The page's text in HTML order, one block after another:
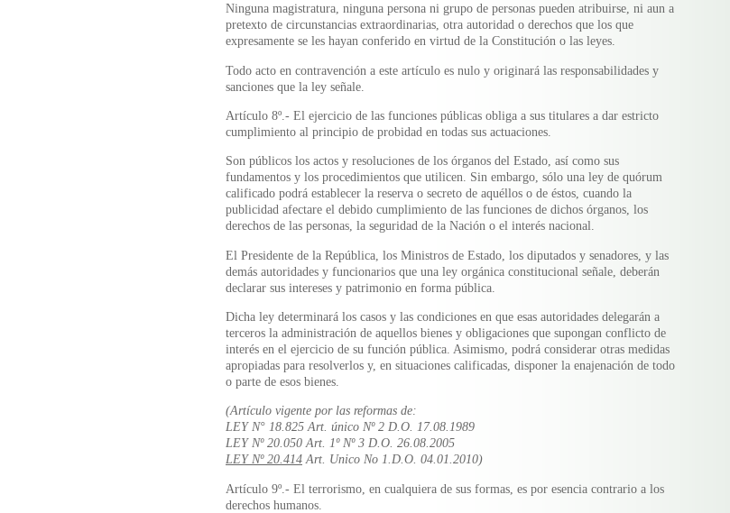
Ninguna magistratura, ninguna persona ni grupo de personas pueden atribuirse, ni aun a
pretexto de circunstancias extraordinarias, otra autoridad o derechos que los que
expresamente se les hayan conferido en virtud de la Constitución o las leyes.
Todo acto en contravención a este artículo es nulo y originará las responsabilidades y
sanciones que la ley señale.
Artículo 8º.- El ejercicio de las funciones públicas obliga a sus titulares a dar estricto
cumplimiento al principio de probidad en todas sus actuaciones.
Son públicos los actos y resoluciones de los órganos del Estado, así como sus
fundamentos y los procedimientos que utilicen. Sin embargo, sólo una ley de quórum
calificado podrá establecer la reserva o secreto de aquéllos o de éstos, cuando la
publicidad afectare el debido cumplimiento de las funciones de dichos órganos, los
derechos de las personas, la seguridad de la Nación o el interés nacional.
El Presidente de la República, los Ministros de Estado, los diputados y senadores, y las
demás autoridades y funcionarios que una ley orgánica constitucional señale, deberán
declarar sus intereses y patrimonio en forma pública.
Dicha ley determinará los casos y las condiciones en que esas autoridades delegarán a
terceros la administración de aquellos bienes y obligaciones que supongan conflicto de
interés en el ejercicio de su función pública. Asimismo, podrá considerar otras medidas
apropiadas para resolverlos y, en situaciones calificadas, disponer la enajenación de todo
o parte de esos bienes.
(Artículo vigente por las reformas de:
LEY N° 18.825 Art. único Nº 2 D.O. 17.08.1989
LEY Nº 20.050 Art. 1º Nº 3 D.O. 26.08.2005
LEY Nº 20.414Art. Unico No 1.D.O. 04.01.2010)
Artículo 9º.- El terrorismo, en cualquiera de sus formas, es por esencia contrario a los
derechos humanos.